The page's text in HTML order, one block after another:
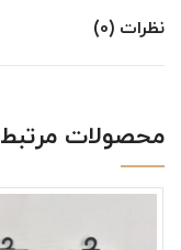
نظرات (0)
محصولات مرتبط